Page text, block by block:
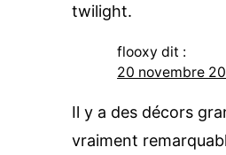
twilight.
flooxy dit :
20 novembre
Il y a des décors
vraiment